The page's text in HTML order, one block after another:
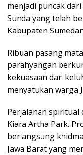
menjadi puncak
Sunda yang telah
Kabupaten
Ribuan pasang
parahyangan
kekuasaan dan
menyatukan warga
Perjalanan spiritual
Kiara Artha Park.
berlangsung
Jawa Barat yang